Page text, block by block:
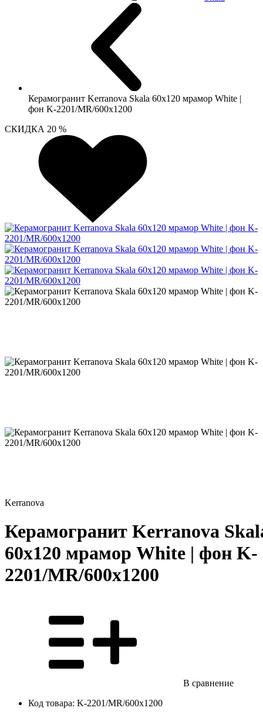
Керамогранит Kerranova Skala 60х120 мрамор White |
фон K-2201/MR/600x1200
СКИДКА 20 %
Kerranova
Керамогранит Kerranova
60х120 мрамор White | фон K-
2201/MR/600x1200
В сравнение
Код товара: K-2201/MR/600x1200